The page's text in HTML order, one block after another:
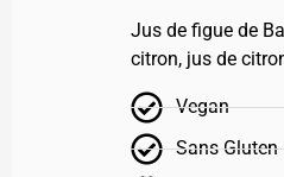
Jus de figue de
citron, jus de
Vegan
Sans Gluten